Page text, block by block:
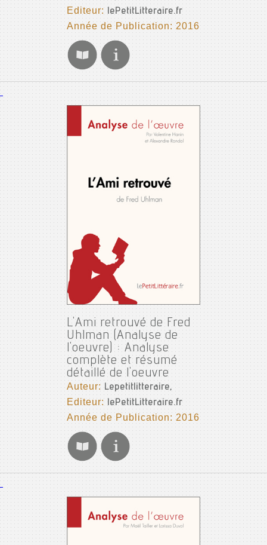
Editeur: lePetitLitteraire.fr
Année de Publication: 2016
L'Ami retrouvé de Fred
Uhlman (Analyse de
l'oeuvre) : Analyse
complète et résumé
détaillé de l'oeuvre
Auteur:Lepetitlitteraire,
Editeur: lePetitLitteraire.fr
Année de Publication: 2016